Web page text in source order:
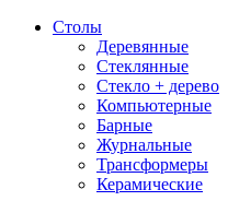
Столы
Деревянные
Стеклянные
Стекло + дерево
Компьютерные
Барные
Журнальные
Трансформеры
Керамические